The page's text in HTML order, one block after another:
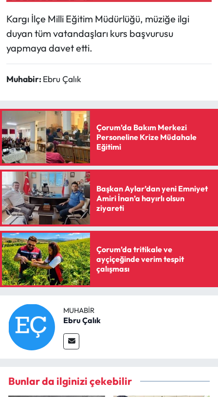
Kargı İlçe Milli Eğitim Müdürlüğü, müziğe ilgi
duyan tüm vatandaşları kurs başvurusu
yapmaya davet etti.
Muhabir: Ebru Çalık
Çorum’da Bakım Merkezi
Personeline Krize Müdahale
Eğitimi
Başkan Aylar’dan yeni Emniyet
Amiri İnan’a hayırlı olsun
ziyareti
Çorum’da tritikale ve
ayçiçeğinde verim tespit
çalışması
MUHABIR
Ebru Çalık
Bunlar da ilginizi çekebilir
Sungurlu Haberleri
Turizm
Uğurludağ Haberleri
Yayla Haber
Yemek Tarifleri
Yerel Haberler